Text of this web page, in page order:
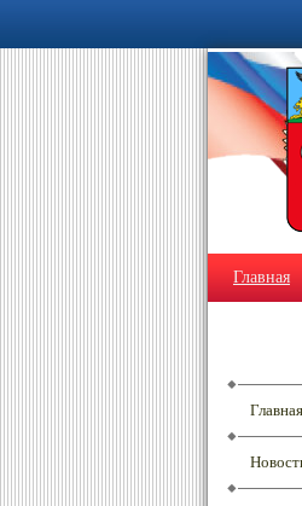
Главная
Главная